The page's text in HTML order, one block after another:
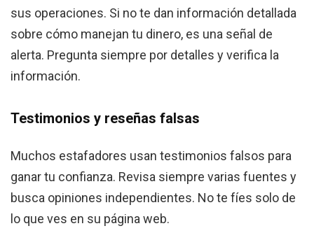
sus operaciones. Si no te dan información detallada
sobre cómo manejan tu dinero, es una señal de
alerta. Pregunta siempre por detalles y verifica la
información.
Testimonios y reseñas falsas
Muchos estafadores usan testimonios falsos para
ganar tu confianza. Revisa siempre varias fuentes y
busca opiniones independientes. No te fíes solo de
lo que ves en su página web.